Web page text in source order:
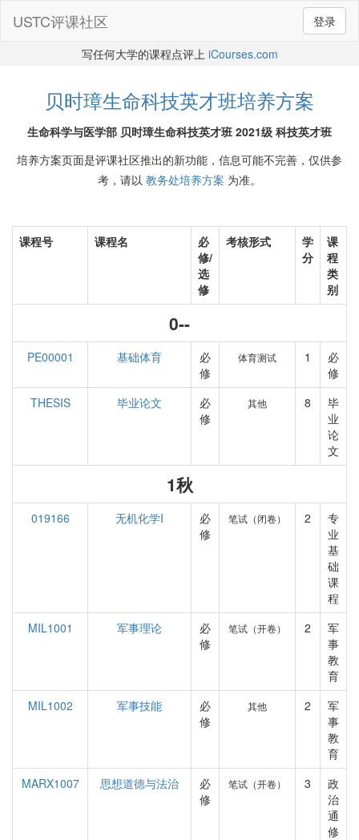
登录
USTC评课社区
写任何大学的课程点评上 iCourses.com
贝时璋生命科技英才班培养方案
生命科学与医学部 贝时璋生命科技英才班 2021级 科技英才班
培养方案页面是评课社区推出的新功能，信息可能不完善，仅供参
考，请以 教务处培养方案 为准。
课程号 课程名
必
修/
选
修
考核形式
学
分
课
程
类
别
0--
PE00001 基础体育
必
修
体育测试 1
必
修
THESIS
毕业论文
必
修
其他 8
毕
业
论
文
1秋
019166 无机化学I
必
修
笔试（闭卷） 2
专
业
基
础
课
程
MIL1001
军事理论
必
修
笔试（开卷） 2
军
事
教
育
MIL1002
军事技能
必
修
其他 2
军
事
教
育
MARX1007
思想道德与法治
必
修
笔试（开卷） 3
政
治
通
修